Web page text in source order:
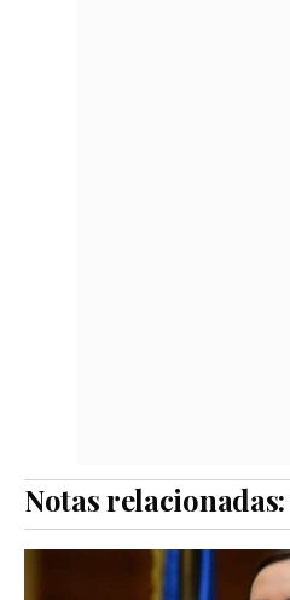
Notas relacionadas: